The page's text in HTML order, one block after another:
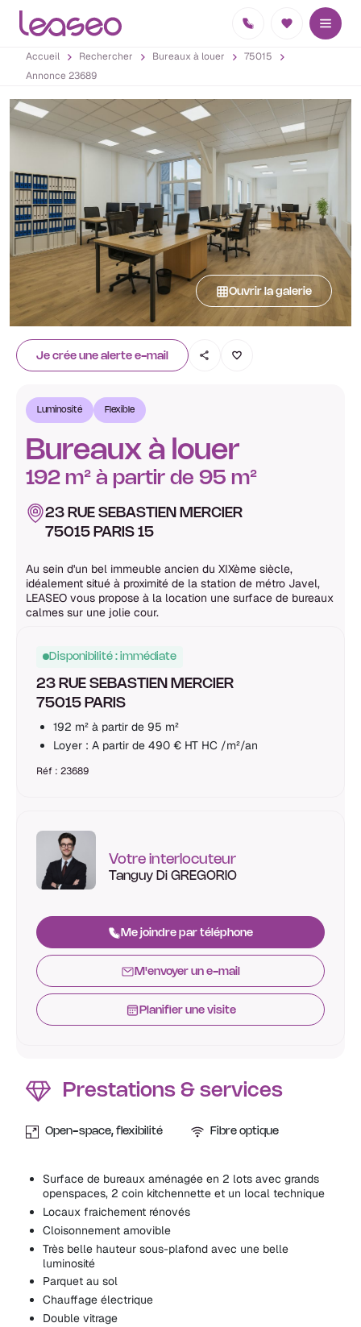
Accueil Rechercher Bureaux à louer
75015
Annonce 23689
Ouvrir la galerie
Je crée une alerte e-mail
Luminosité Flexible
Bureaux à louer
192 m² à partir de 95 m²
23 RUE SEBASTIEN MERCIER
75015 PARIS 15
Au sein d'un bel immeuble ancien du XIXème siècle,
idéalement situé à proximité de la station de métro Javel,
LEASEO vous propose à la location une surface de bureaux
calmes sur une jolie cour.
Disponibilité : immédiate
23 RUE SEBASTIEN MERCIER
75015 PARIS
192 m² à partir de 95 m²
Loyer : A partir de 490 € HT HC /m²/an
Réf : 23689
Votre interlocuteur
Tanguy Di GREGORIO
Me joindre par téléphone
M'envoyer un e-mail
Planifier une visite
Prestations & services
Open-space, flexibilité Fibre optique
Surface de bureaux aménagée en 2 lots avec grands
openspaces, 2 coin kitchennette et un local technique
Locaux fraichement rénovés
Cloisonnement amovible
Très belle hauteur sous-plafond avec une belle
luminosité
Parquet au sol
Chauffage électrique
Double vitrage